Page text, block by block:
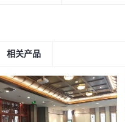
相关产品